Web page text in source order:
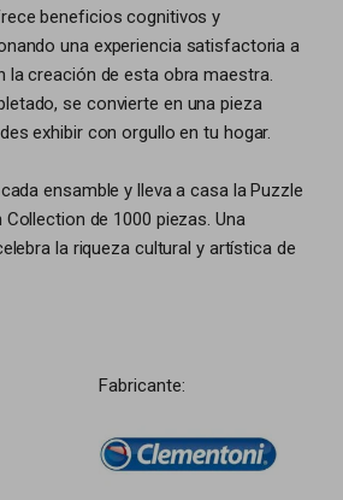
beneficios cognitivos y
una experiencia satisfactoria a
la creación de esta obra maestra.
se convierte en una pieza
exhibir con orgullo en tu hogar.
ensamble y lleva a casa la Puzzle
de 1000 piezas. Una
la riqueza cultural y artística de
Fabricante: